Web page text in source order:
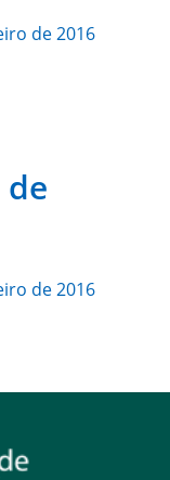
de 2016
de
de 2016